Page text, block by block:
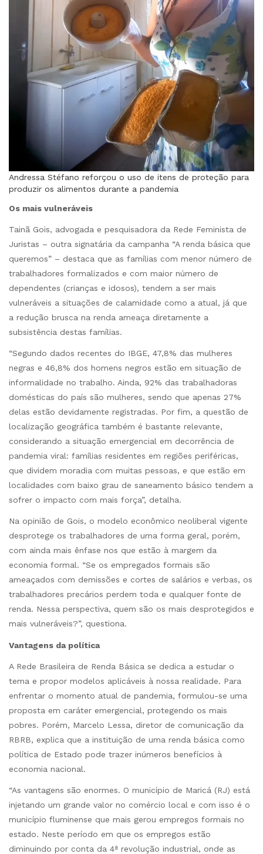
Andressa Stéfano reforçou o uso de itens de proteção para
produzir os alimentos durante a pandemia
Os mais vulneráveis
Tainã Gois, advogada e pesquisadora da Rede Feminista de
Juristas – outra signatária da campanha “A renda básica que
queremos” – destaca que as famílias com menor número de
trabalhadores formalizados e com maior número de
dependentes (crianças e idosos), tendem a ser mais
vulneráveis a situações de calamidade como a atual, já que
a redução brusca na renda ameaça diretamente a
subsistência destas famílias.
“Segundo dados recentes do IBGE, 47,8% das mulheres
negras e 46,8% dos homens negros estão em situação de
informalidade no trabalho. Ainda, 92% das trabalhadoras
domésticas do país são mulheres, sendo que apenas 27%
delas estão devidamente registradas. Por fim, a questão de
localização geográfica também é bastante relevante,
considerando a situação emergencial em decorrência de
pandemia viral: famílias residentes em regiões periféricas,
que dividem moradia com muitas pessoas, e que estão em
localidades com baixo grau de saneamento básico tendem a
sofrer o impacto com mais força”, detalha.
Na opinião de Gois, o modelo econômico neoliberal vigente
desprotege os trabalhadores de uma forma geral, porém,
com ainda mais ênfase nos que estão à margem da
economia formal. “Se os empregados formais são
ameaçados com demissões e cortes de salários e verbas, os
trabalhadores precários perdem toda e qualquer fonte de
renda. Nessa perspectiva, quem são os mais desprotegidos e
mais vulneráveis?”, questiona.
Vantagens da política
A Rede Brasileira de Renda Básica se dedica a estudar o
tema e propor modelos aplicáveis à nossa realidade. Para
enfrentar o momento atual de pandemia, formulou-se uma
proposta em caráter emergencial, protegendo os mais
pobres. Porém, Marcelo Lessa, diretor de comunicação da
RBRB, explica que a instituição de uma renda básica como
política de Estado pode trazer inúmeros benefícios à
economia nacional.
“As vantagens são enormes. O município de Maricá (RJ) está
injetando um grande valor no comércio local e com isso é o
município fluminense que mais gerou empregos formais no
estado. Neste período em que os empregos estão
diminuindo por conta da 4ª revolução industrial, onde as